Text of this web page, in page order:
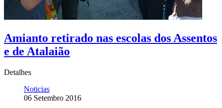
Amianto retirado nas escolas dos Assentos
e de Atalaião
Detalhes
Noticias
06 Setembro 2016